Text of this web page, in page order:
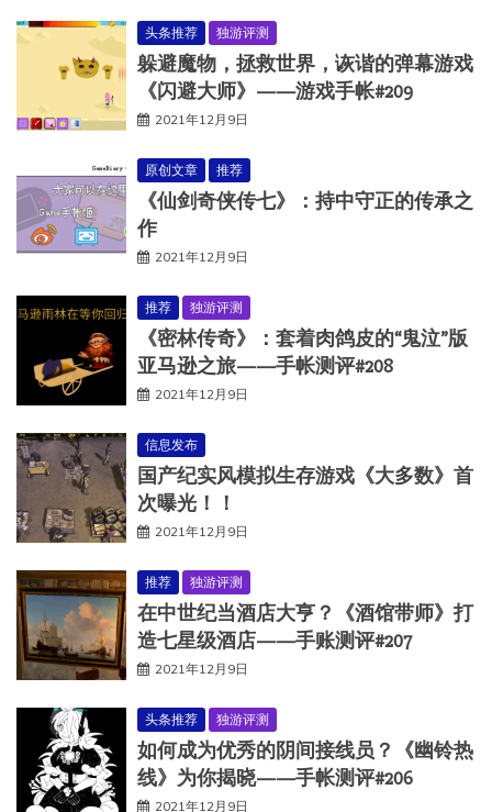
头条推荐 独游评测
躲避魔物，拯救世界，诙谐的弹幕游戏
《闪避大师》——游戏手帐#209
2021年12月9日
原创文章 推荐
《仙剑奇侠传七》：持中守正的传承之
作
2021年12月9日
推荐 独游评测
《密林传奇》：套着肉鸽皮的“鬼泣”版
亚马逊之旅——手帐测评#208
2021年12月9日
信息发布
国产纪实风模拟生存游戏《大多数》首
次曝光！！
2021年12月9日
推荐 独游评测
在中世纪当酒店大亨？《酒馆带师》打
造七星级酒店——手账测评#207
2021年12月9日
头条推荐 独游评测
如何成为优秀的阴间接线员？《幽铃热
线》为你揭晓——手帐测评#206
2021年12月9日